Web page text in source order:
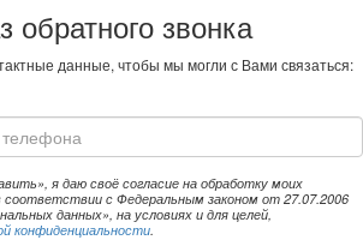
обратного звонка
данные, чтобы мы могли с Вами связаться:
я даю своё согласие на обработку моих
соответствии с Федеральным законом от 27.07.2006
данных», на условиях и для целей,
конфиденциальности